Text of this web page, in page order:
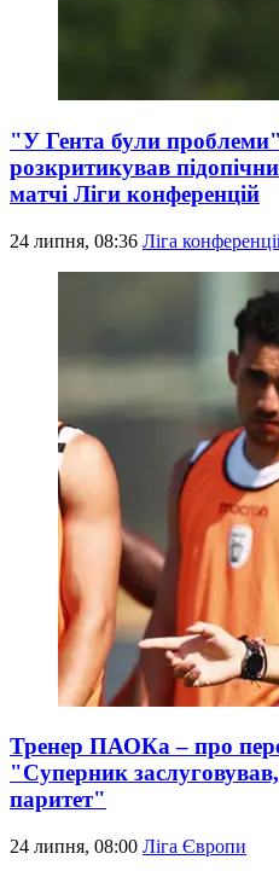
"У Гента були
розкритикував
матчі Ліги конференцій
24 липня, 08:36 Ліга
Тренер ПАОКа – про
"Суперник
паритет"
24 липня, 08:00 Ліга Європи